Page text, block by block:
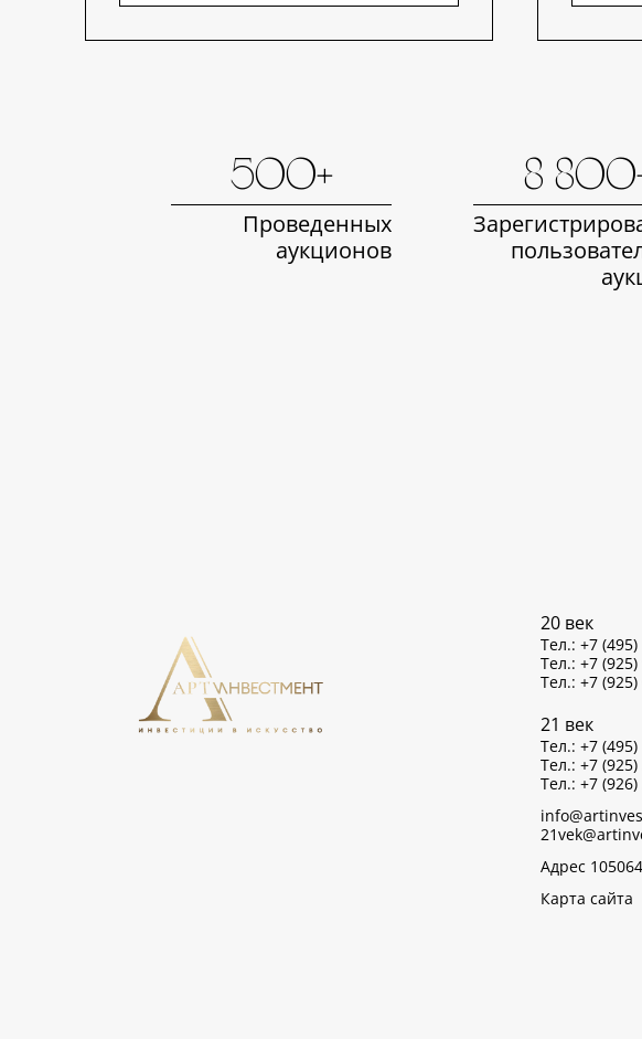
500+
Проведенных
аукционов
8
20 век
Тел.: +7
Тел.: +7
Тел.: +7
21 век
Тел.: +7
Тел.: +7
Тел.: +7
Адрес
Карта сайта